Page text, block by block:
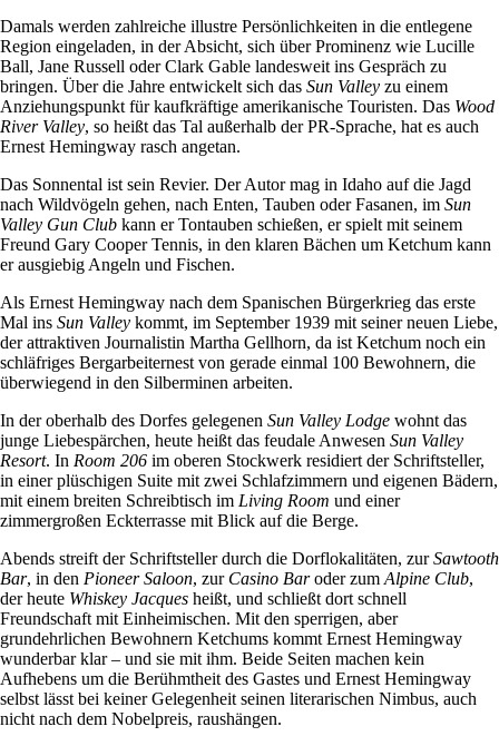
Damals werden zahlreiche illustre Persönlichkeiten in die entlegene
Region eingeladen, in der Absicht, sich über Prominenz wie Lucille
Ball, Jane Russell oder Clark Gable landesweit ins Gespräch zu
bringen. Über die Jahre entwickelt sich das Sun Valley zu einem
Anziehungspunkt für kaufkräftige amerikanische Touristen. Das Wood
River Valley, so heißt das Tal außerhalb der PR-Sprache, hat es auch
Ernest Hemingway rasch angetan.
Das Sonnental ist sein Revier. Der Autor mag in Idaho auf die Jagd
nach Wildvögeln gehen, nach Enten, Tauben oder Fasanen, im Sun
Valley Gun Club kann er Tontauben schießen, er spielt mit seinem
Freund Gary Cooper Tennis, in den klaren Bächen um Ketchum kann
er ausgiebig Angeln und Fischen.
Als Ernest Hemingway nach dem Spanischen Bürgerkrieg das erste
Mal ins Sun Valley kommt, im September 1939 mit seiner neuen Liebe,
der attraktiven Journalistin Martha Gellhorn, da ist Ketchum noch ein
schläfriges Bergarbeiternest von gerade einmal 100 Bewohnern, die
überwiegend in den Silberminen arbeiten.
In der oberhalb des Dorfes gelegenen Sun Valley Lodge wohnt das
junge Liebespärchen, heute heißt das feudale Anwesen Sun Valley
Resort. In Room 206 im oberen Stockwerk residiert der Schriftsteller,
in einer plüschigen Suite mit zwei Schlafzimmern und eigenen Bädern,
mit einem breiten Schreibtisch im Living Room und einer
zimmergroßen Eckterrasse mit Blick auf die Berge.
Abends streift der Schriftsteller durch die Dorflokalitäten, zurSawtooth
Bar, in den Pioneer Saloon, zur Casino Baroder zum Alpine Club,
der heute Whiskey Jacques heißt, und schließt dort schnell
Freundschaft mit Einheimischen. Mit den sperrigen, aber
grundehrlichen Bewohnern Ketchums kommt Ernest Hemingway
wunderbar klar – und sie mit ihm. Beide Seiten machen kein
Aufhebens um die Berühmtheit des Gastes und Ernest Hemingway
selbst lässt bei keiner Gelegenheit seinen literarischen Nimbus, auch
nicht nach dem Nobelpreis, raushängen.